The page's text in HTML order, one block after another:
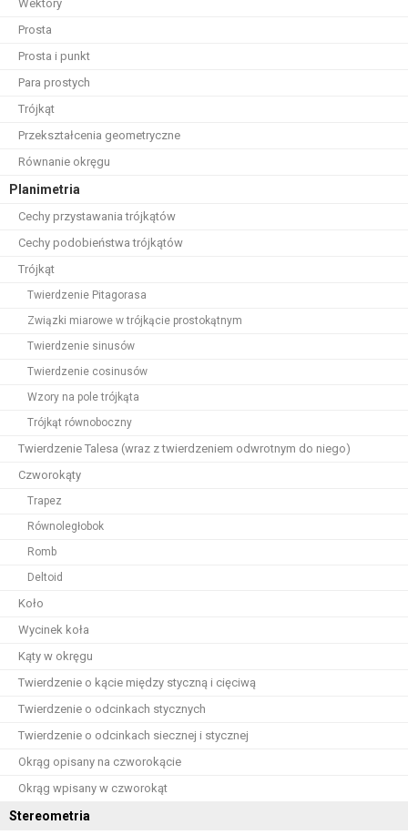
Wektory
Prosta
Prosta i punkt
Para prostych
Trójkąt
Przekształcenia geometryczne
Równanie okręgu
Planimetria
Cechy przystawania trójkątów
Cechy podobieństwa trójkątów
Trójkąt
Twierdzenie Pitagorasa
Związki miarowe w trójkącie prostokątnym
Twierdzenie sinusów
Twierdzenie cosinusów
Wzory na pole trójkąta
Trójkąt równoboczny
Twierdzenie Talesa (wraz z twierdzeniem odwrotnym do niego)
Czworokąty
Trapez
Równoległobok
Romb
Deltoid
Koło
Wycinek koła
Kąty w okręgu
Twierdzenie o kącie między styczną i cięciwą
Twierdzenie o odcinkach stycznych
Twierdzenie o odcinkach siecznej i stycznej
Okrąg opisany na czworokącie
Okrąg wpisany w czworokąt
Stereometria